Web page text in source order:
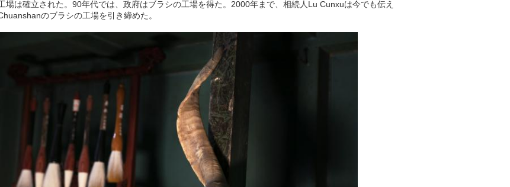
場は確立された。90年代では、政府はブラシの工場を得た。2000年まで、相続人Lu Cunxuは今でも伝え
のブラシの工場を引き締めた。